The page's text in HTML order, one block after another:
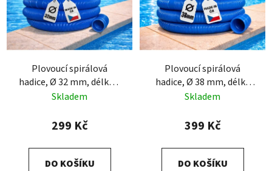
Plovoucí spirálová
hadice, Ø 32 mm, délka 6
m
Skladem
299 Kč
DO KOŠÍKU
Plovoucí spirálová
hadice, Ø 38 mm, délka
6m
Skladem
399 Kč
DO KOŠÍKU